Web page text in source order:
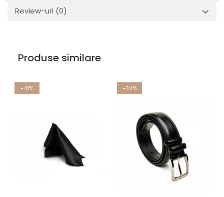
Review-uri (0)
Produse similare
-41% -34%